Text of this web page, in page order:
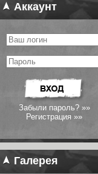
Аккаунт
Забыли пароль? »»
Регистрация »»
Галерея